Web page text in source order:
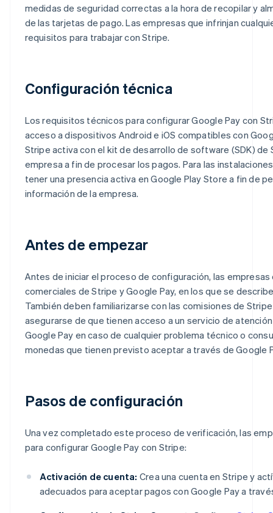
medidas de seguridad correctas a la hora de recopilar y
de las tarjetas de pago. Las empresas que infrinjan
requisitos para trabajar con Stripe.
Configuración técnica
Los requisitos técnicos para configurar Google Pay con
acceso a dispositivos Android e iOS compatibles con
Stripe activa con el kit de desarrollo de software (SDK)
empresa a fin de procesar los pagos. Para las
tener una presencia activa en Google Play Store a fin de
información de la empresa.
Antes de empezar
Antes de iniciar el proceso de configuración, las
comerciales de Stripe y Google Pay, en los que se
También deben familiarizarse con las comisiones de
asegurarse de que tienen acceso a un servicio de
Google Pay en caso de cualquier problema técnico o
monedas que tienen previsto aceptar a través de Google
Pasos de configuración
Una vez completado este proceso de verificación, las
para configurar Google Pay con Stripe:
Activación de cuenta: Crea una cuenta en Stripe y
adecuados para aceptar pagos con Google Pay a